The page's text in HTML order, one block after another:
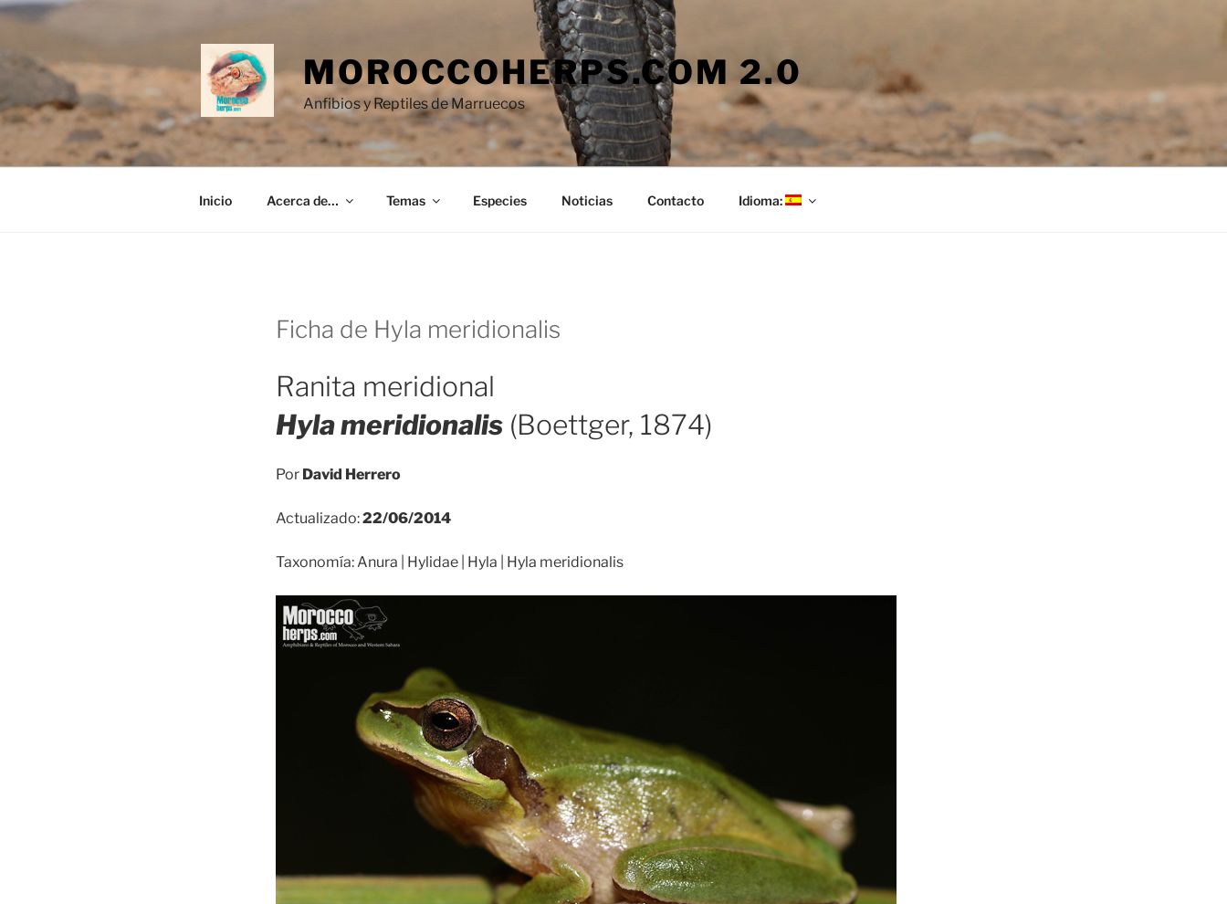
Saltar
contenido
MOROCCOHERPS.COM 2.0
Anfibios y Reptiles de Marruecos
Inicio Acerca de… Temas Especies Noticias Contacto Idioma:
Ficha de Hyla meridionalis
Ranita meridional
Hyla meridionalis (Boettger, 1874)
Por David Herrero
Actualizado:22/06/2014
Taxonomía: Anura | Hylidae | Hyla | Hyla meridionalis